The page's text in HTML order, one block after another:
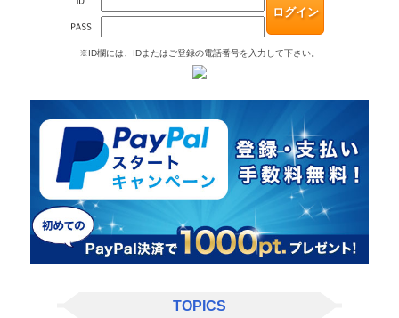
※ID欄には、IDまたはご登録の電話番号を入力して下さい。
TOPICS